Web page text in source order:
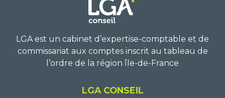
LGA est un cabinet d’expertise-comptable et de
commissariat aux comptes inscrit au tableau de
l’ordre de la région île-de-France
LGA CONSEIL